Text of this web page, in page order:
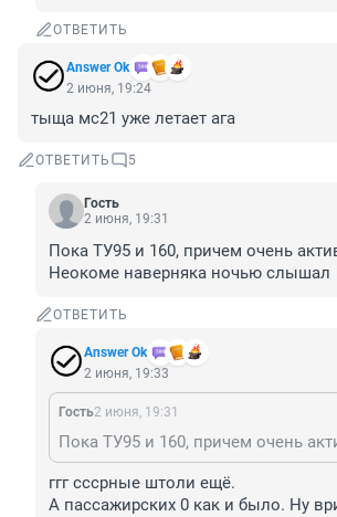
ОТВЕТИТЬ
Answer Ok
2 июня, 19:24
тыща мс21 уже летает ага
ОТВЕТИТЬ 5
Гость
2 июня, 19:31
Пока ТУ95 и 160, причем очень
Неокоме наверняка ночью слышал
ОТВЕТИТЬ
Answer Ok
2 июня, 19:33
Гость2 июня, 19:31
ггг сссрные штоли ещё.
А пассажирских 0 как и было. Ну